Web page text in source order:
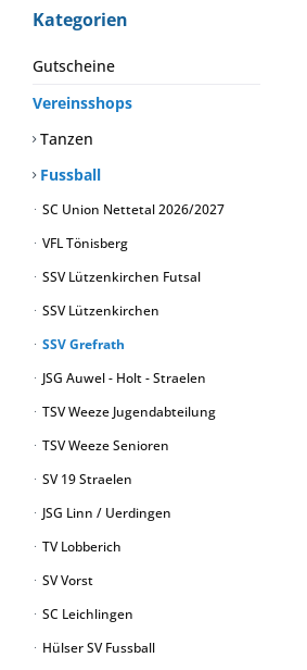
Kategorien
Gutscheine
Vereinsshops
Tanzen
Fussball
SC Union Nettetal 2026/2027
VFL Tönisberg
SSV Lützenkirchen Futsal
SSV Lützenkirchen
SSV Grefrath
JSG Auwel - Holt - Straelen
TSV Weeze Jugendabteilung
TSV Weeze Senioren
SV 19 Straelen
JSG Linn / Uerdingen
TV Lobberich
SV Vorst
SC Leichlingen
Hülser SV Fussball